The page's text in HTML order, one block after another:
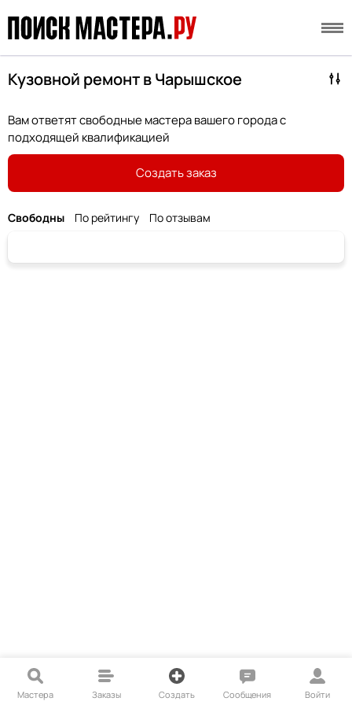
Кузовной ремонт в Чарышское
Вам ответят свободные мастера вашего города с
подходящей квалификацией
Создать заказ
Свободны По рейтингу По отзывам
Мастера Заказы Создать Сообщения Войти